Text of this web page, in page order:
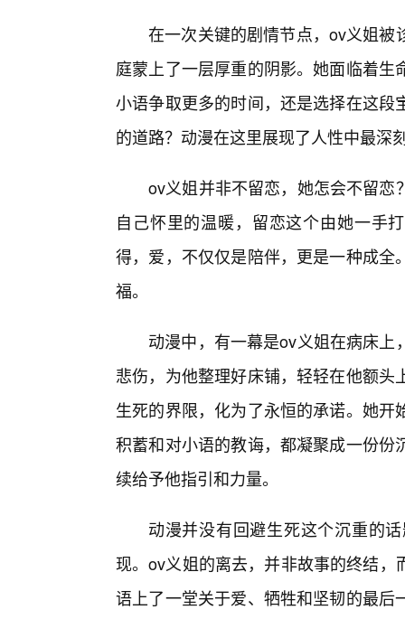
在一次关键的剧情节点，ov义姐
庭蒙上了一层厚重的阴影。她面临着
小语争取更多的时间，还是选择在这
的道路？动漫在这里展现了人性中最深
ov义姐并非不留恋，她怎会不留
自己怀里的温暖，留恋这个由她一手
得，爱，不仅仅是陪伴，更是一种成
福。
动漫中，有一幕是ov义姐在病床
悲伤，为他整理好床铺，轻轻在他额
生死的界限，化为了永恒的承诺。她
积蓄和对小语的教诲，都凝聚成一份
续给予他指引和力量。
动漫并没有回避生死这个沉重的
现。ov义姐的离去，并非故事的终结
语上了一堂关于爱、牺牲和坚韧的最